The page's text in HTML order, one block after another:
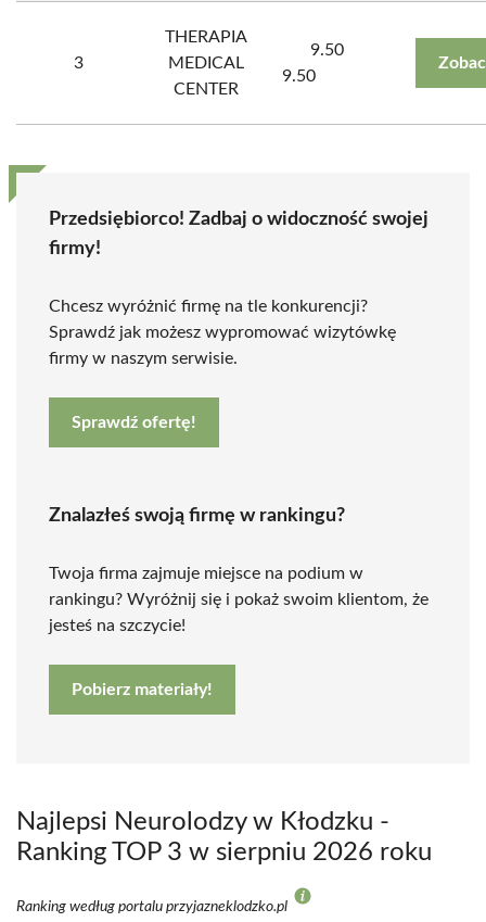
3
THERAPIA
MEDICAL
CENTER
9.50
9.50
Przedsiębiorco! Zadbaj o widoczność swojej
firmy!
Chcesz wyróżnić firmę na tle konkurencji?
Sprawdź jak możesz wypromować wizytówkę
firmy w naszym serwisie.
Sprawdź ofertę!
Znalazłeś swoją firmę w rankingu?
Twoja firma zajmuje miejsce na podium w
rankingu? Wyróżnij się i pokaż swoim klientom, że
jesteś na szczycie!
Pobierz materiały!
Najlepsi Neurolodzy w Kłodzku -
Ranking TOP 3 w sierpniu 2026 roku
Ranking według portalu przyjazneklodzko.pl